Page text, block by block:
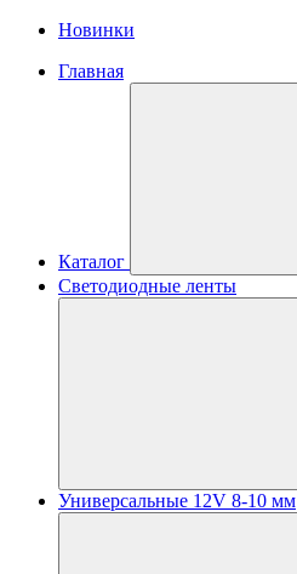
Новинки
Главная
Каталог
Светодиодные ленты
Универсальные 12V 8-10 мм